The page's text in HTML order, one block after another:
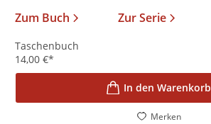
Zum Buch
Zur Serie
Taschenbuch
14,00 €*
In den Warenkorb
Merken